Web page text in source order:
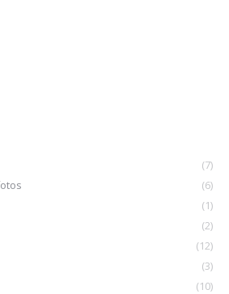
(7)
(6)
(1)
(2)
(12)
(3)
(10)